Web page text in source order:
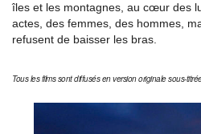
îles et les montagnes, au cœur des
actes, des femmes, des hommes,
refusent de baisser les bras.
Tous les films sont diffusés en version originale sous-